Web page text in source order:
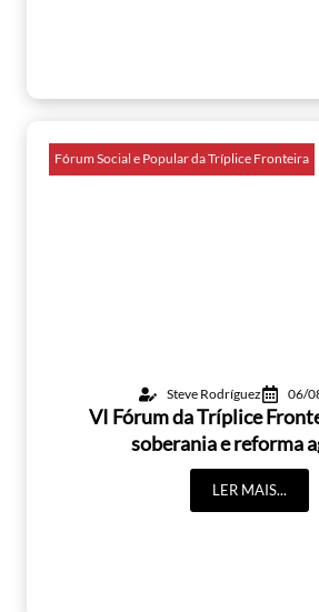
Fórum Social e Popular da Tríplice Fronteira
Steve Rodríguez 06/
VI Fórum da Tríplice
soberania e reforma
LER MAIS...